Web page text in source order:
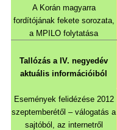
A Korán magyarra
fordítójának fekete sorozata,
a MPILO folytatása
Tallózás a IV. negyedév
aktuális információiból
Események felidézése 2012
szeptemberétől – válogatás a
sajtóból, az internetről